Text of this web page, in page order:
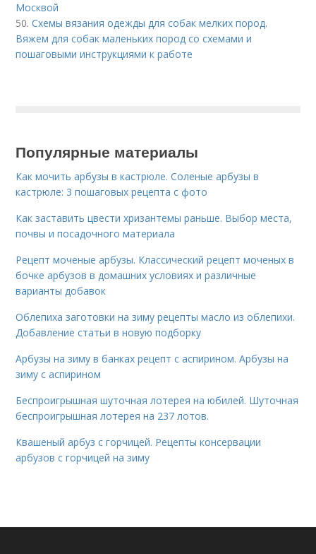
Москвой
50.Схемы вязания одежды для собак мелких пород.
Вяжем для собак маленьких пород со схемами и
пошаговыми инструкциями к работе
Популярные материалы
Как мочить арбузы в кастрюле. Соленые арбузы в
кастрюле: 3 пошаговых рецепта с фото
Как заставить цвести хризантемы раньше. Выбор места,
почвы и посадочного материала
Рецепт моченые арбузы. Классический рецепт моченых в
бочке арбузов в домашних условиях и различные
варианты добавок
Облепиха заготовки на зиму рецепты масло из облепихи.
Добавление статьи в новую подборку
Арбузы на зиму в банках рецепт с аспирином. Арбузы на
зиму с аспирином
Беспроигрышная шуточная лотерея на юбилей. Шуточная
беспроигрышная лотерея на 237 лотов.
Квашеный арбуз с горчицей. Рецепты консервации
арбузов с горчицей на зиму